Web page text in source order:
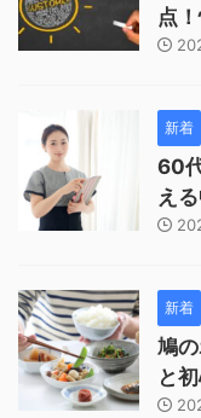
点
新着
60
え
新着
鳩
と